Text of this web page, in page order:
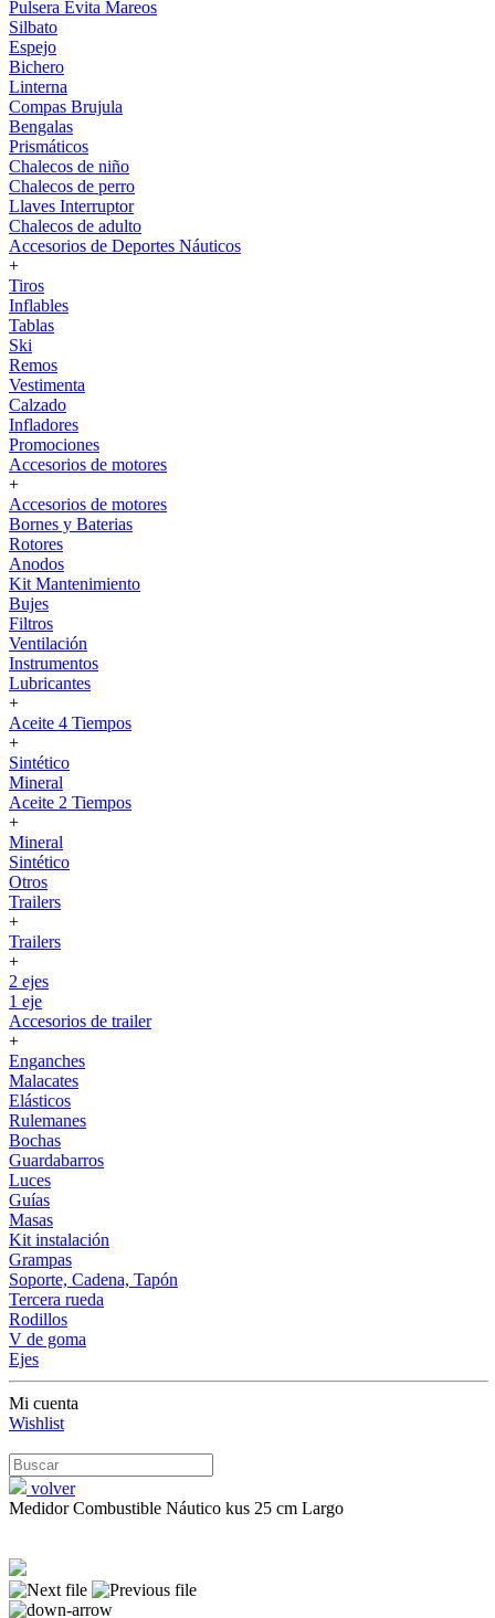
Pulsera Evita Mareos
Silbato
Espejo
Bichero
Linterna
Compas Brujula
Bengalas
Prismáticos
Chalecos de niño
Chalecos de perro
Llaves Interruptor
Chalecos de adulto
Accesorios de Deportes Náuticos
+
Tiros
Inflables
Tablas
Ski
Remos
Vestimenta
Calzado
Infladores
Promociones
Accesorios de motores
+
Accesorios de motores
Bornes y Baterias
Rotores
Anodos
Kit Mantenimiento
Bujes
Filtros
Ventilación
Instrumentos
Lubricantes
+
Aceite 4 Tiempos
+
Sintético
Mineral
Aceite 2 Tiempos
+
Mineral
Sintético
Otros
Trailers
+
Trailers
+
2 ejes
1 eje
Accesorios de trailer
+
Enganches
Malacates
Elásticos
Rulemanes
Bochas
Guardabarros
Luces
Guías
Masas
Kit instalación
Grampas
Soporte, Cadena, Tapón
Tercera rueda
Rodillos
V de goma
Ejes
Mi cuenta
Wishlist
volver
Medidor Combustible Náutico kus 25 cm Largo